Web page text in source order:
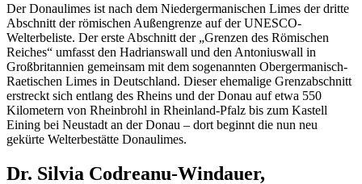
Der Donaulimes ist nach dem Niedergermanischen Limes der dritte
Abschnitt der römischen Außengrenze auf der UNESCO-
Welterbeliste. Der erste Abschnitt der „Grenzen des Römischen
Reiches“ umfasst den Hadrianswall und den Antoniuswall in
Großbritannien gemeinsam mit dem sogenannten Obergermanisch-
Raetischen Limes in Deutschland. Dieser ehemalige Grenzabschnitt
erstreckt sich entlang des Rheins und der Donau auf etwa 550
Kilometern von Rheinbrohl in Rheinland-Pfalz bis zum Kastell
Eining bei Neustadt an der Donau – dort beginnt die nun neu
gekürte Welterbestätte Donaulimes.
Dr. Silvia Codreanu-Windauer,